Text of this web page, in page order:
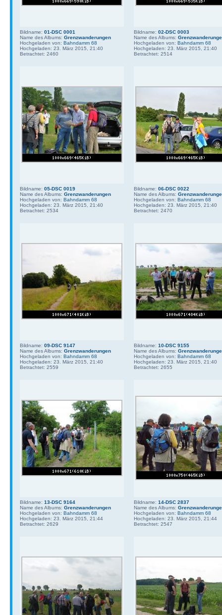
Bildname: 01-DSC 0001
Name des Albums: Grenzwanderungen
Hochgeladen von: Bahndamm 68
Hochgeladen: 23. März 2015, 21:40
Betrachtet: 2460
Bildname: 02-DSC 0003
Name des Albums:
Hochgeladen von: Bahndamm 68
Hochgeladen: 23. März 2015, 21:40
Betrachtet: 2514
Bildname: 05-DSC 0019
Name des Albums: Grenzwanderungen
Hochgeladen von: Bahndamm 68
Hochgeladen: 23. März 2015, 21:40
Betrachtet: 2534
Bildname: 06-DSC 0022
Name des Albums:
Hochgeladen von: Bahndamm 68
Hochgeladen: 23. März 2015, 21:40
Betrachtet: 2470
Bildname: 09-DSC 9147
Name des Albums: Grenzwanderungen
Hochgeladen von: Bahndamm 68
Hochgeladen: 23. März 2015, 21:40
Betrachtet: 2559
Bildname: 10-DSC 9155
Name des Albums:
Hochgeladen von: Bahndamm 68
Hochgeladen: 23. März 2015, 21:40
Betrachtet: 2655
Bildname: 13-DSC 9164
Name des Albums: Grenzwanderungen
Hochgeladen von: Bahndamm 68
Hochgeladen: 23. März 2015, 21:44
Betrachtet: 2629
Bildname: 14-DSC 2837
Name des Albums:
Hochgeladen von: Bahndamm 68
Hochgeladen: 23. März 2015, 21:44
Betrachtet: 2547